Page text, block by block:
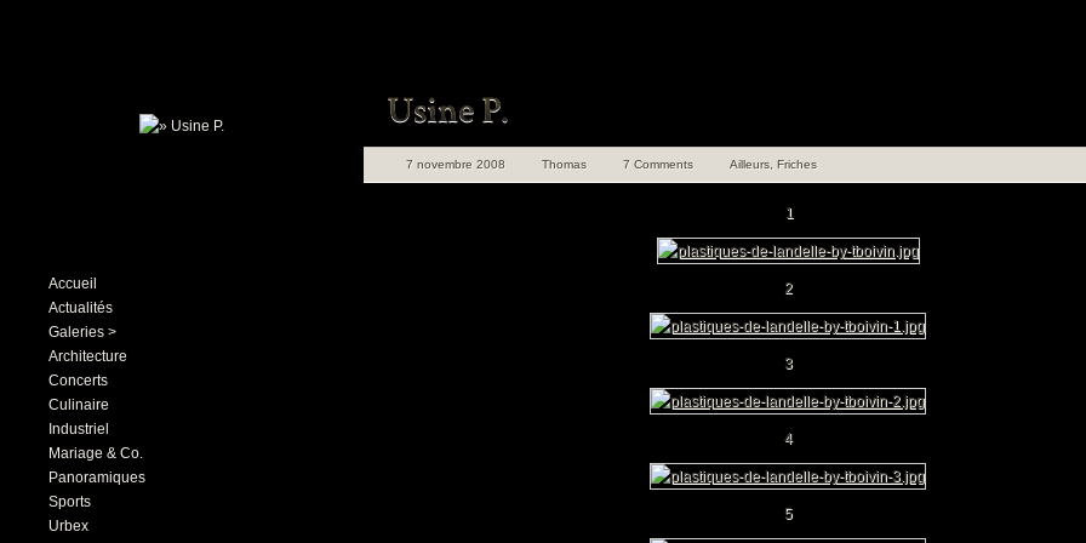
Accueil
Actualités
Galeries >
Architecture
Concerts
Culinaire
Industriel
Mariage & Co.
Panoramiques
Sports
Urbex
7 novembre 2008 Thomas 7 Comments Ailleurs Friches
1
2
3
4
5